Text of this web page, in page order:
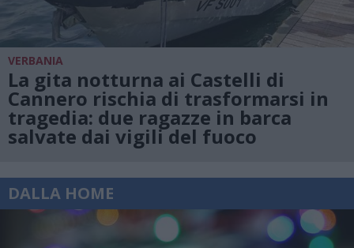
VERBANIA
La gita notturna ai Castelli di
Cannero rischia di trasformarsi in
tragedia: due ragazze in barca
salvate dai vigili del fuoco
DALLA HOME